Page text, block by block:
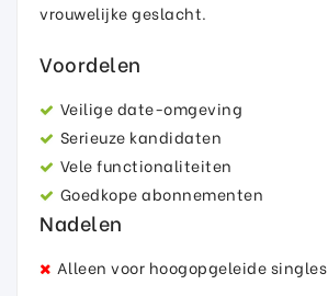
vrouwelijke geslacht.
Voordelen
Veilige date-omgeving
Serieuze kandidaten
Vele functionaliteiten
Goedkope abonnementen
Nadelen
Alleen voor hoogopgeleide singles